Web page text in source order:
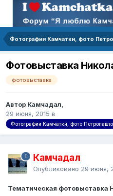
Фотовыставка
фотовыставка
Автор Камчадал,
29 июня, 2015 в
Фотографии Камчатки, фото
Камчадал
Опубликовано 29 июня,
Тематическая фотовыставка